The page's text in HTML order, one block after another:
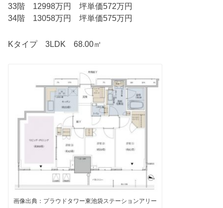
33階 12998万円 坪単価572万円
34階 13058万円 坪単価575万円
Kタイプ 3LDK 68.00㎡
画像出典：プラウドタワー東池袋ステーションアリー